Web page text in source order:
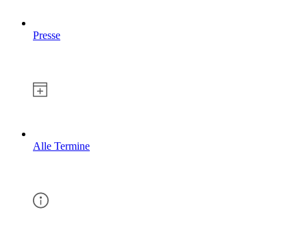
Presse
Alle Termine